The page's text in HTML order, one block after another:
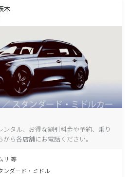
木
タル、お得な割引料金や予約、乗り
ら各店舗にお電話ください。
リ 等
ンダード・ミドル